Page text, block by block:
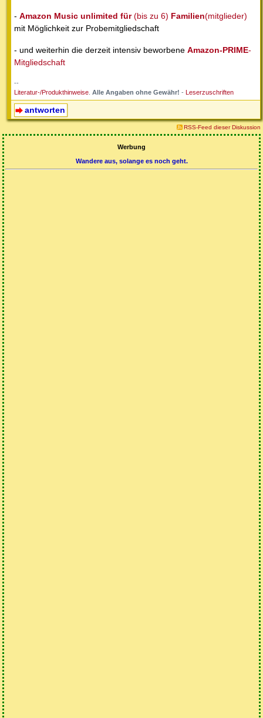
- Amazon Music unlimited für(bis zu 6) Familien(mitglieder)
mit Möglichkeit zur Probemitgliedschaft
- und weiterhin die derzeit intensiv beworbene Amazon-PRIME-
Mitgliedschaft
--
Literatur-/Produkthinweise Alle Angaben ohne Gewähr! - Leserzuschriften
antworten
RSS-Feed dieser Diskussion
Werbung
Wandere aus, solange es noch geht.